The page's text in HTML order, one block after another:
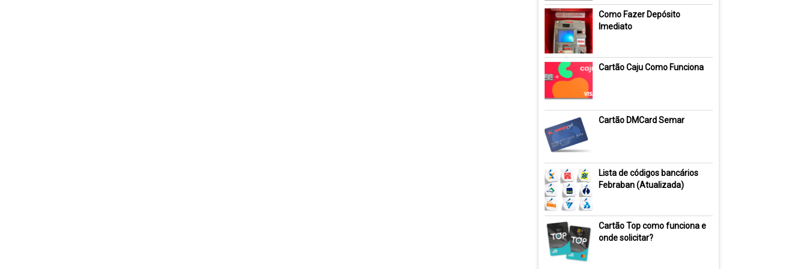
Como Fazer Depósito
Imediato
Cartão Caju Como Funciona
Cartão DMCard Semar
Lista de códigos bancários
Febraban (Atualizada)
Cartão Top como funciona e
onde solicitar?